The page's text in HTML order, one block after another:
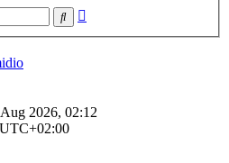
Suche
2026, 02:12
UTC+02:00